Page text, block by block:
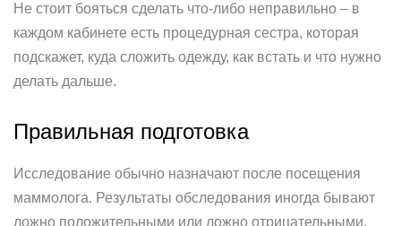
Не стоит бояться сделать что-либо неправильно – в
каждом кабинете есть процедурная сестра, которая
подскажет, куда сложить одежду, как встать и что нужно
делать дальше.
Правильная подготовка
Исследование обычно назначают после посещения
маммолога. Результаты обследования иногда бывают
ложно положительными или ложно отрицательными.